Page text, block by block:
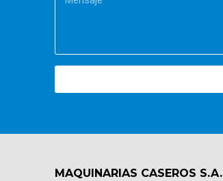
MAQUINARIAS CASEROS S.A.